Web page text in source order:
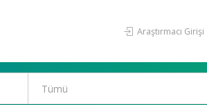
Araştırmacı Girişi